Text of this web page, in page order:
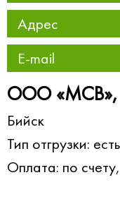
Адрес
E-mail
ООО «МСВ»,
Бийск
Тип отгрузки:
Оплата: по